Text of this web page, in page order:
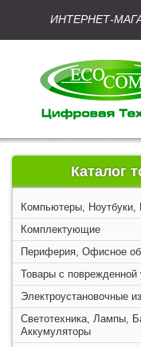
ИНТЕРНЕТ-
Каталог
Компьютеры,
Комплектующие
Периферия, Офисное
Товары с поврежденной
Электроустановочные
Светотехника, Лампы,
Аккумуляторы